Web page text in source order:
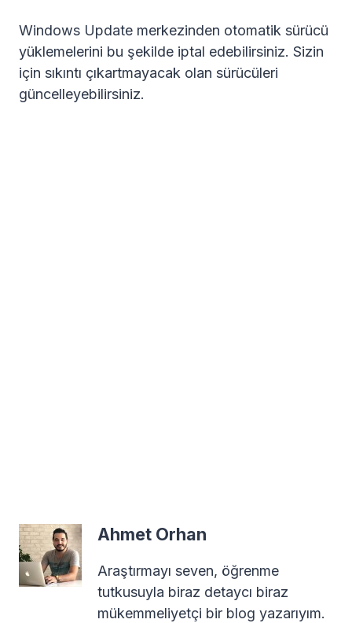
Windows Update merkezinden otomatik sürücü
yüklemelerini bu şekilde iptal edebilirsiniz. Sizin
için sıkıntı çıkartmayacak olan sürücüleri
güncelleyebilirsiniz.
Ahmet Orhan
Araştırmayı seven, öğrenme
tutkusuyla biraz detaycı biraz
mükemmeliyetçi bir blog yazarıyım.